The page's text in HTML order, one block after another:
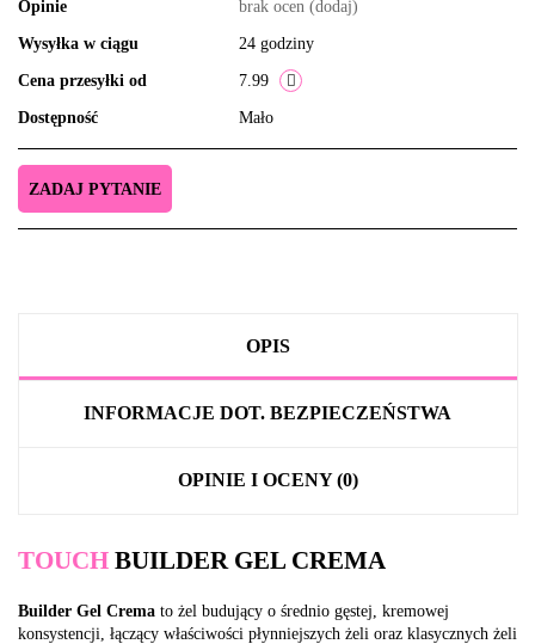
Opinie brak ocen (dodaj)
Wysyłka w ciągu 24 godziny
Cena przesyłki od 7.99
Dostępność Mało
ZADAJ PYTANIE
OPIS
INFORMACJE DOT. BEZPIECZEŃSTWA
OPINIE I OCENY (0)
TOUCH BUILDER GEL CREMA
Builder Gel Crema to żel budujący o średnio gęstej, kremowej
konsystencji, łączący właściwości płynniejszych żeli oraz klasycznych żeli